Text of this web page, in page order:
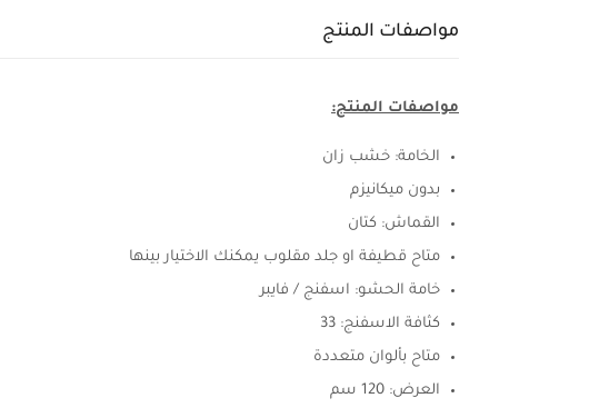
مواصفات المنتج
مواصفات المنتج:
الخامة: خشب زان
بدون ميكانيزم
القماش: كتان
متاح قطيفة او جلد مقلوب يمكنك الاختيار بينها
خامة الحشو: اسفنج / فايبر
كثافة الاسفنج: 33
متاح بألوان متعددة
العرض: 120 سم